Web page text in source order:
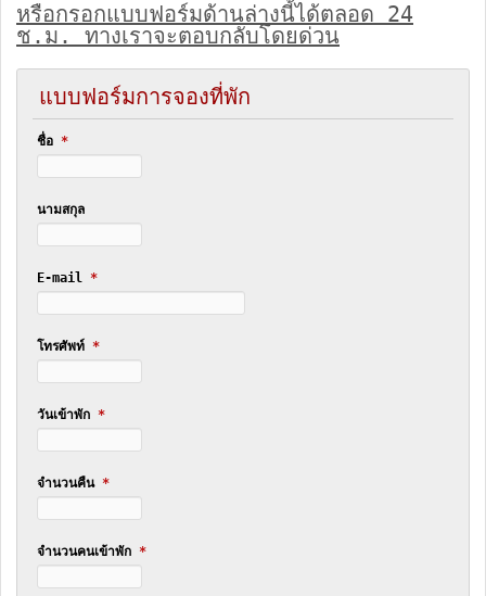
หรือกรอกแบบฟอร์มด้านล่างนี้ได้ตลอด 24
ช.ม. ทางเราจะตอบกลับโดยด่วน
แบบฟอร์มการจองที่พัก
ชื่อ *
นามสกุล
E-mail *
โทรศัพท์ *
วันเข้าพัก *
จำนวนคืน *
จำนวนคนเข้าพัก *